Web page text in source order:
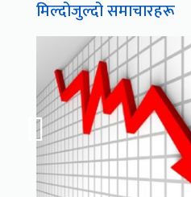
मिल्दोजुल्दो समाचारहरू